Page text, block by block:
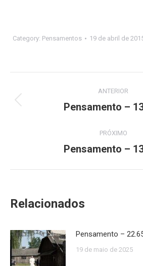
Category: Pensamentos 19 de abril de
de
ANTERIOR
Post
Pensamento –
PRÓXIMO
Próximo
Pensamento –
Relacionados
Pensamento –
19 de maio de 2025